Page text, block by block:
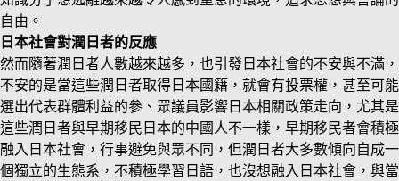
自由。
日本社會對潤日者的反應
然而隨著潤日者人數越來越多，也引發日本社會的不安與不滿，
不安的是當這些潤日者取得日本國籍，就會有投票權，甚至可能
選出代表群體利益的參、眾議員影響日本相關政策走向，尤其是
這些潤日者與早期移民日本的中國人不一樣，早期移民者會積極
融入日本社會，行事避免與眾不同，但潤日者大多數傾向自成一
個獨立的生態系，不積極學習日語，也沒想融入日本社會，與當